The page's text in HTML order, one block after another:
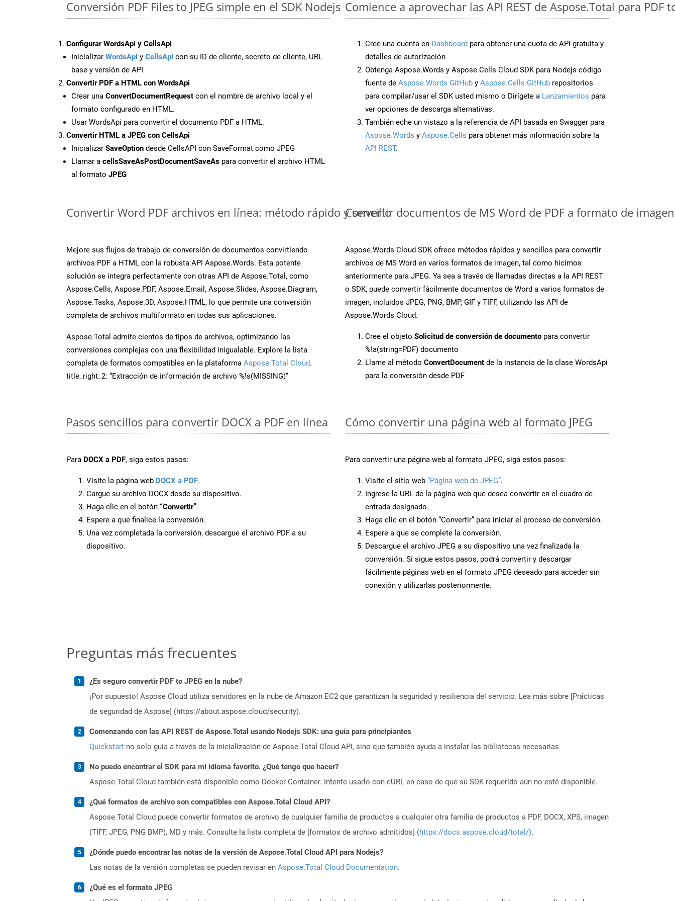
Conversión PDF Files to JPEG simple en el SDK Nodejs
Configurar WordsApi y CellsApi
Inicializar WordsApi y CellsApi con su ID de cliente, secreto de cliente, URL
base y versión de API
Convertir PDF a HTML con WordsApi
Crear una ConvertDocumentRequest con el nombre de archivo local y el
formato configurado en HTML.
Usar WordsApi para convertir el documento PDF a HTML.
Convertir HTML a JPEG con CellsApi
Inicializar SaveOption desde CellsAPI con SaveFormat como JPEG
Llamar a cellsSaveAsPostDocumentSaveAs para convertir el archivo HTML
al formato JPEG
Comience a aprovechar las API REST de Aspose.Total para PDF
Cree una cuenta en Dashboard para obtener una cuota de API gratuita y
detalles de autorización
Obtenga Aspose.Words y Aspose.Cells Cloud SDK para Nodejs código
fuente de Aspose.Words GitHub y Aspose.Cells GitHub repositorios
para compilar/usar el SDK usted mismo o Dirígete a Lanzamientos para
ver opciones de descarga alternativas.
También eche un vistazo a la referencia de API basada en Swagger para
Aspose.Words y Aspose.Cells para obtener más información sobre la
API REST.
Convertir Word PDF archivos en línea: método rápido y sencillo
Mejore sus flujos de trabajo de conversión de documentos convirtiendo
archivos PDF a HTML con la robusta API Aspose.Words. Esta potente
solución se integra perfectamente con otras API de Aspose.Total, como
Aspose.Cells, Aspose.PDF, Aspose.Email, Aspose.Slides, Aspose.Diagram,
Aspose.Tasks, Aspose.3D, Aspose.HTML, lo que permite una conversión
completa de archivos multiformato en todas sus aplicaciones.
Aspose.Total admite cientos de tipos de archivos, optimizando las
conversiones complejas con una flexibilidad inigualable. Explore la lista
completa de formatos compatibles en la plataforma Aspose.Total Cloud.
title_right_2: “Extracción de información de archivo %!s(MISSING)”
Convertir documentos de MS Word de PDF a formato de
Aspose.Words Cloud SDK ofrece métodos rápidos y sencillos para convertir
archivos de MS Word en varios formatos de imagen, tal como hicimos
anteriormente para JPEG. Ya sea a través de llamadas directas a la API REST
o SDK, puede convertir fácilmente documentos de Word a varios formatos de
imagen, incluidos JPEG, PNG, BMP, GIF y TIFF, utilizando las API de
Aspose.Words Cloud.
Cree el objeto Solicitud de conversión de documento para convertir
%!a(string=PDF) documento
Llame al método ConvertDocument de la instancia de la clase WordsApi
para la conversión desde PDF
Pasos sencillos para convertir DOCX a PDF en línea
Para DOCX a PDF, siga estos pasos:
Visite la página web DOCX a PDF.
Cargue su archivo DOCX desde su dispositivo.
Haga clic en el botón “Convertir”.
Espere a que finalice la conversión.
Una vez completada la conversión, descargue el archivo PDF a su
dispositivo.
Cómo convertir una página web al formato JPEG
Para convertir una página web al formato JPEG, siga estos pasos:
Visite el sitio web “Página web de JPEG”.
Ingrese la URL de la página web que desea convertir en el cuadro de
entrada designado.
Haga clic en el botón “Convertir” para iniciar el proceso de conversión.
Espere a que se complete la conversión.
Descargue el archivo JPEG a su dispositivo una vez finalizada la
conversión. Si sigue estos pasos, podrá convertir y descargar
fácilmente páginas web en el formato JPEG deseado para acceder sin
conexión y utilizarlas posteriormente.
Preguntas más frecuentes
¿Es seguro convertir PDF to JPEG en la nube?
¡Por supuesto! Aspose Cloud utiliza servidores en la nube de Amazon EC2 que garantizan la seguridad y resiliencia del servicio. Lea más sobre [Prácticas
de seguridad de Aspose] (https://about.aspose.cloud/security).
Comenzando con las API REST de Aspose.Total usando Nodejs SDK: una guía para principiantes
Quickstart no solo guía a través de la inicialización de Aspose.Total Cloud API, sino que también ayuda a instalar las bibliotecas necesarias.
No puedo encontrar el SDK para mi idioma favorito. ¿Qué tengo que hacer?
Aspose.Total Cloud también está disponible como Docker Container. Intente usarlo con cURL en caso de que su SDK requerido aún no esté disponible.
¿Qué formatos de archivo son compatibles con Aspose.Total Cloud API?
Aspose.Total Cloud puede convertir formatos de archivo de cualquier familia de productos a cualquier otra familia de productos a PDF, DOCX, XPS, imagen
(TIFF, JPEG, PNG BMP), MD y más. Consulte la lista completa de [formatos de archivo admitidos] (https://docs.aspose.cloud/total/).
¿Dónde puedo encontrar las notas de la versión de Aspose.Total Cloud API para Nodejs?
Las notas de la versión completas se pueden revisar en Aspose.Total Cloud Documentation.
¿Qué es el formato JPEG